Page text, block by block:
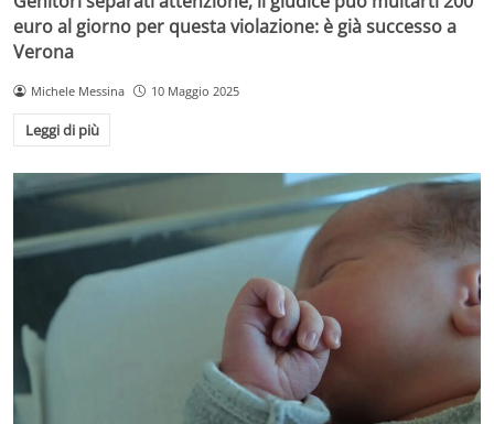
euro al giorno per questa violazione: è già successo a
Verona
Michele Messina 10 Maggio 2025
Leggi di più